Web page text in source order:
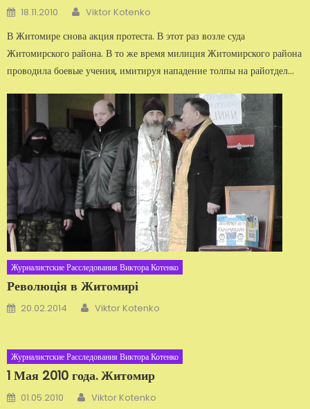
Добавлено
18.11.2010 Автор
Viktor Kotenko
В Житомире снова акция протеста. В этот раз возле суда
Житомирского района. В то же время милиция Житомирского района
проводила боевые учения, имитируя нападение толпы на райотдел...
Журналистские Расследования Виктора Котенко
Революція в Житомирі
Добавлено
20.02.2014 Автор
Viktor Kotenko
Журналистские Расследования Виктора Котенко
1 Мая 2010 года. Житомир
Добавлено
01.05.2010 Автор
Viktor Kotenko